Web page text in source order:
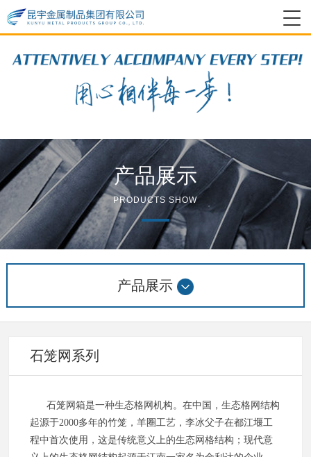
产品展示
PRODUCTS SHOW
产品展示
石笼网系列
石笼网箱是一种生态格网机构。在中国，生态格网结构
起源于2000多年的竹笼，羊圈工艺，李冰父子在都江堰工
程中首次使用，这是传统意义上的生态网格结构；现代意